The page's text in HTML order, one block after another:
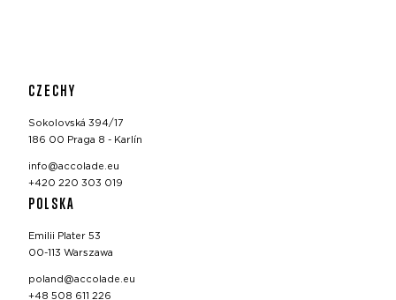
CZECHY
Sokolovská 394/17
186 00 Praga 8 - Karlín
info@accolade.eu
+420 220 303 019
POLSKA
Emilii Plater 53
00-113 Warszawa
poland@accolade.eu
+48 508 611 226